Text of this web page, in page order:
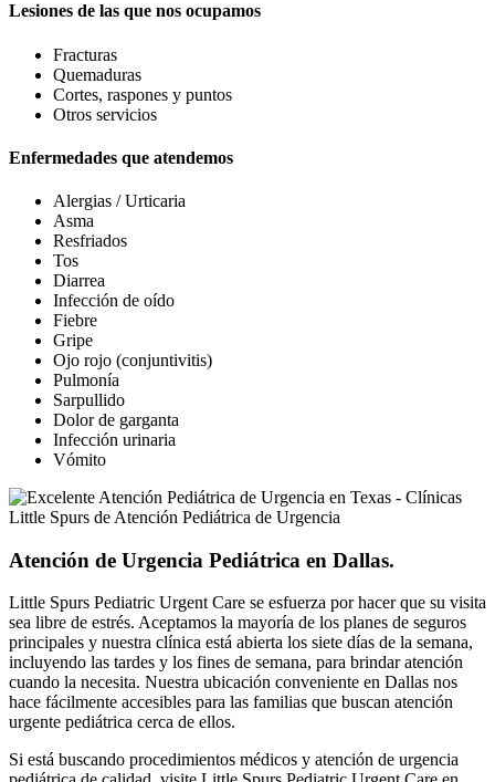
Lesiones de las que nos ocupamos
Fracturas
Quemaduras
Cortes, raspones y puntos
Otros servicios
Enfermedades que atendemos
Alergias / Urticaria
Asma
Resfriados
Tos
Diarrea
Infección de oído
Fiebre
Gripe
Ojo rojo (conjuntivitis)
Pulmonía
Sarpullido
Dolor de garganta
Infección urinaria
Vómito
Atención de Urgencia Pediátrica en Dallas.
Little Spurs Pediatric Urgent Care se esfuerza por hacer que su visita
sea libre de estrés. Aceptamos la mayoría de los planes de seguros
principales y nuestra clínica está abierta los siete días de la semana,
incluyendo las tardes y los fines de semana, para brindar atención
cuando la necesita. Nuestra ubicación conveniente en Dallas nos
hace fácilmente accesibles para las familias que buscan atención
urgente pediátrica cerca de ellos.
Si está buscando procedimientos médicos y atención de urgencia